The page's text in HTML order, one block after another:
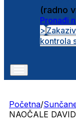
(radno
Pronađi
>
kontrola
Početna/
NAOČALE